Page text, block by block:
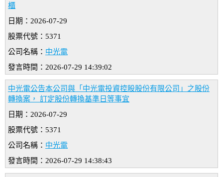
櫃
日期：2026-07-29
股票代號：5371
公司名稱： 中光電
發言時間：2026-07-29 14:39:02
中光電公告本公司與「中光電投資控股股份有限公司」之股份
轉換案， 訂定股份轉換基準日等事宜
日期：2026-07-29
股票代號：5371
公司名稱： 中光電
發言時間：2026-07-29 14:38:43